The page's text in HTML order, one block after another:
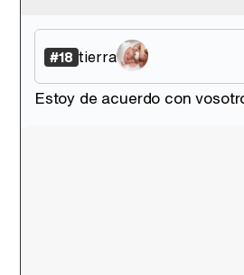
#18 tierra
Estoy de acuerdo con